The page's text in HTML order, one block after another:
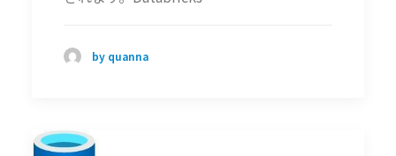
by quanna